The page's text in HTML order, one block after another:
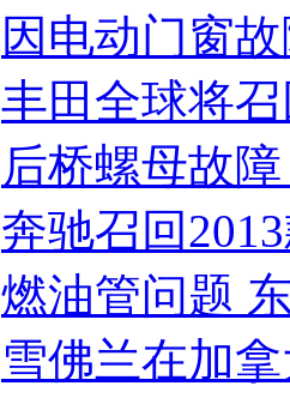
因电动门窗
丰田全球将
后桥螺母故
奔驰召回
燃油管问题
雪佛兰在加